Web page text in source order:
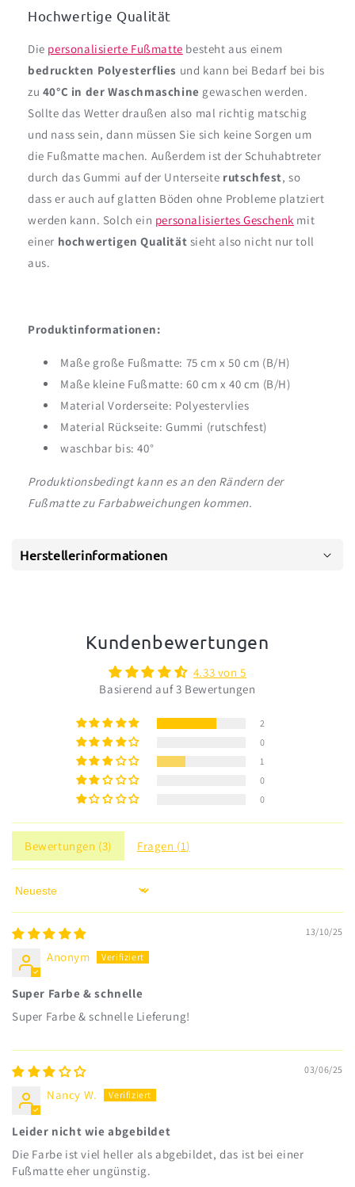
Hochwertige Qualität
Die personalisierte Fußmatte besteht aus einem
bedruckten Polyesterflies und kann bei Bedarf bei bis
zu 40°C in der Waschmaschine gewaschen werden.
Sollte das Wetter draußen also mal richtig matschig
und nass sein, dann müssen Sie sich keine Sorgen um
die Fußmatte machen. Außerdem ist der Schuhabtreter
durch das Gummi auf der Unterseite rutschfest, so
dass er auch auf glatten Böden ohne Probleme platziert
werden kann. Solch ein personalisiertes Geschenk mit
einer hochwertigen Qualität sieht also nicht nur toll
aus.
Produktinformationen:
Maße große Fußmatte: 75 cm x 50 cm (B/H)
Maße kleine Fußmatte: 60 cm x 40 cm (B/H)
Material Vorderseite: Polyestervlies
Material Rückseite: Gummi (rutschfest)
waschbar bis: 40°
Produktionsbedingt kann es an den Rändern der
Fußmatte zu Farbabweichungen kommen.
Herstellerinformationen
Kundenbewertungen
4.33 von 5
Basierend auf 3 Bewertungen
2
0
1
0
0
Bewertungen (3) Fragen (1)
Sort by
13/10/25
Anonym
Super Farbe & schnelle
Super Farbe & schnelle Lieferung!
03/06/25
Nancy W.
Leider nicht wie abgebildet
Die Farbe ist viel heller als abgebildet, das ist bei einer
Fußmatte eher ungünstig.